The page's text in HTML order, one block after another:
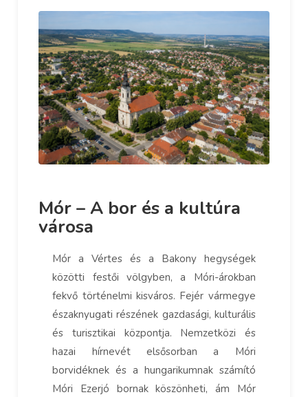
Mór – A bor és a kultúra
városa
Mór a Vértes és a Bakony hegységek
közötti festői völgyben, a Móri-árokban
fekvő történelmi kisváros. Fejér vármegye
északnyugati részének gazdasági, kulturális
és turisztikai központja. Nemzetközi és
hazai hírnevét elsősorban a Móri
borvidéknek és a hungarikumnak számító
Móri Ezerjó bornak köszönheti, ám Mór